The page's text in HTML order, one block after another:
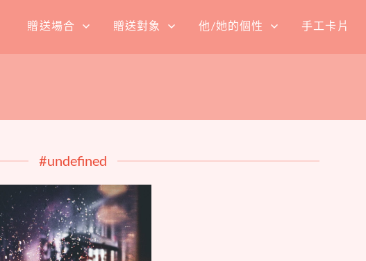
贈送場合 贈送對象 他/她的個性 手工卡片
#undefined